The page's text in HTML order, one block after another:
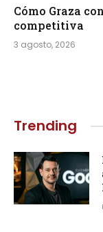
Cómo Graza
competitiva
3 agosto, 2026
Trending